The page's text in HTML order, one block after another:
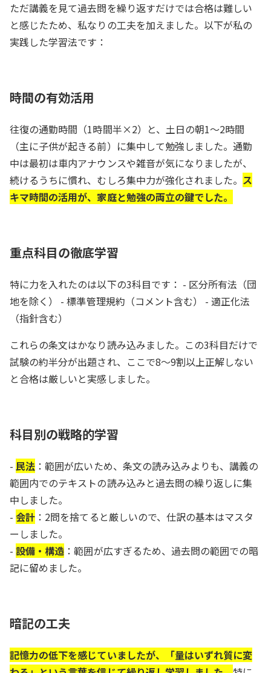
ただ講義を見て過去問を繰り返すだけでは合格は難しい
と感じたため、私なりの工夫を加えました。以下が私の
実践した学習法です：
時間の有効活用
往復の通勤時間（1時間半×2）と、土日の朝1～2時間
（主に子供が起きる前）に集中して勉強しました。通勤
中は最初は車内アナウンスや雑音が気になりましたが、
続けるうちに慣れ、むしろ集中力が強化されました。 ス
キマ時間の活用が、家庭と勉強の両立の鍵でした。
重点科目の徹底学習
特に力を入れたのは以下の3科目です： - 区分所有法（団
地を除く） - 標準管理規約（コメント含む） - 適正化法
（指針含む）
これらの条文はかなり読み込みました。この3科目だけで
試験の約半分が出題され、ここで8～9割以上正解しない
と合格は厳しいと実感しました。
科目別の戦略的学習
-民法 ：範囲が広いため、条文の読み込みよりも、講義の
範囲内でのテキストの読み込みと過去問の繰り返しに集
中しました。
- 会計 ：2問を捨てると厳しいので、仕訳の基本はマスタ
ーしました。
-設備・構造 ：範囲が広すぎるため、過去問の範囲での暗
記に留めました。
暗記の工夫
記憶力の低下を感じていましたが、「量はいずれ質に変